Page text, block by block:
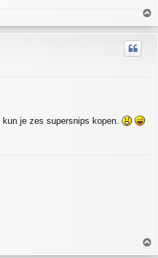
o
p
je zes supersnips kopen.